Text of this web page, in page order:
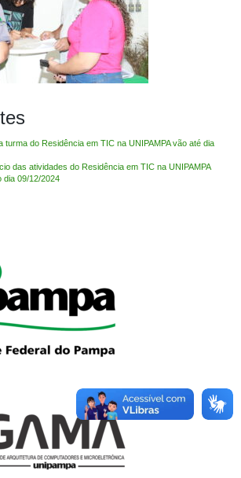
turma do Residência em TIC na UNIPAMPA vão até dia
das atividades do Residência em TIC na UNIPAMPA
dia 09/12/2024